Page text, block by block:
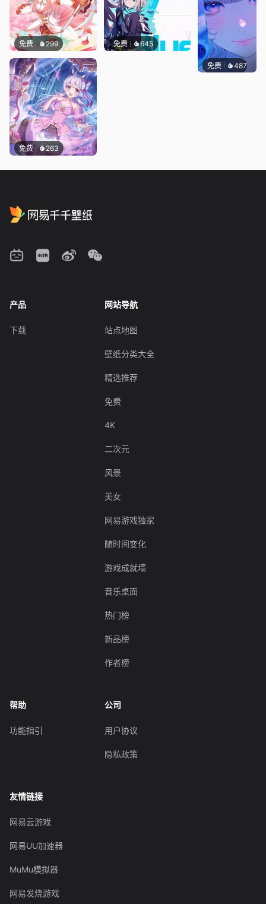
免费 299 免费 645
免费 263
免费 487辰东
产品
下载
网站导航
站点地图
壁纸分类大全
精选推荐
免费
4K
二次元
风景
美女
网易游戏独家
随时间变化
游戏成就墙
音乐桌面
热门榜
新品榜
作者榜
帮助
功能指引
公司
用户协议
隐私政策
友情链接
网易云游戏
网易UU加速器
MuMu模拟器
网易发烧游戏